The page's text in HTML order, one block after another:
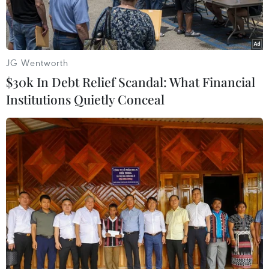
Cheng Chieh, kẻ gây ra vụ cuồng sát bằng dao tại Đài Loan
tháng 5/2014 (Nguồn: AFP)
Một người đàn ông thất nghiệp đã sử dụng con
dao làm bếp tấn công khiến 4 người bị thương
tại ga tàu điện ngầm ở Đài Bắc (Đài Loan, Trung
Quốc), chỉ hơn một năm sau vụ tấn công tương
tự khiến 4 người chết và 20 người bị thương.
JG Wentworth
$30k In Debt Relief Scandal: What Financial
Institutions Quietly Conceal